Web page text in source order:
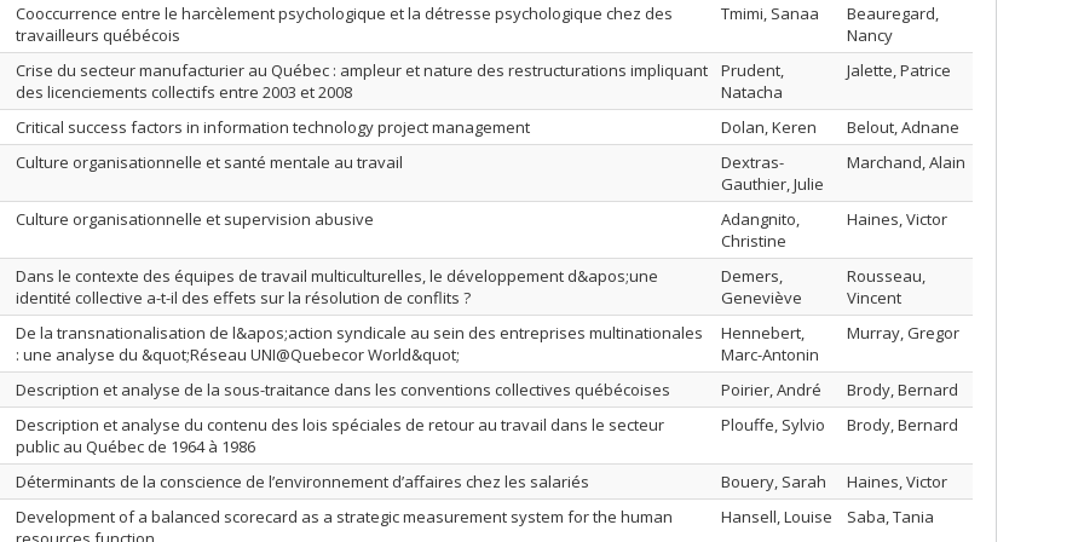
Cooccurrence entre le harcèlement psychologique et la détresse psychologique chez des
travailleurs québécois
Tmimi, Sanaa
Beauregard,
Nancy
Crise du secteur manufacturier au Québec : ampleur et nature des restructurations impliquant
des licenciements collectifs entre 2003 et 2008
Prudent,
Natacha
Jalette, Patrice
Critical success factors in information technology project management Dolan, Keren
Belout, Adnane
Culture organisationnelle et santé mentale au travail
Dextras-
Gauthier, Julie
Marchand, Alain
Culture organisationnelle et supervision abusive
Adangnito,
Christine
Haines, Victor
Dans le contexte des équipes de travail multiculturelles, le développement d&apos;une
identité collective a-t-il des effets sur la résolution de conflits ?
Demers,
Geneviève
Rousseau,
Vincent
De la transnationalisation de l&apos;action syndicale au sein des entreprises multinationales
: une analyse du &quot;Réseau UNI@Quebecor World&quot;
Hennebert,
Marc-Antonin
Murray, Gregor
Description et analyse de la sous-traitance dans les conventions collectives québécoises Poirier, André
Brody, Bernard
Description et analyse du contenu des lois spéciales de retour au travail dans le secteur
public au Québec de 1964 à 1986
Plouffe, Sylvio Brody, Bernard
Déterminants de la conscience de l’environnement d’affaires chez les salariés Bouery, Sarah
Haines, Victor
Development of a balanced scorecard as a strategic measurement system for the human
Hansell, Louise Saba, Tania